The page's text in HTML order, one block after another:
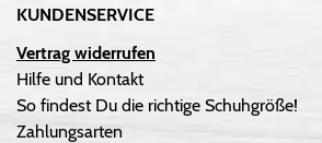
KUNDENSERVICE
Vertrag widerrufen
Hilfe und Kontakt
So findest Du die richtige Schuhgröße!
Zahlungsarten